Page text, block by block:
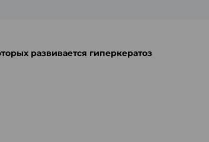
развивается гиперкератоз